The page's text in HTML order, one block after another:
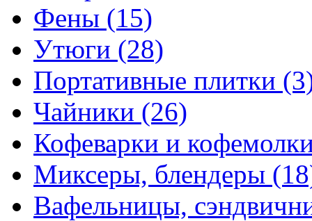
Фены (15)
Утюги (28)
Портативные плитки
Чайники (26)
Кофеварки и
Миксеры, блендеры
Вафельницы,